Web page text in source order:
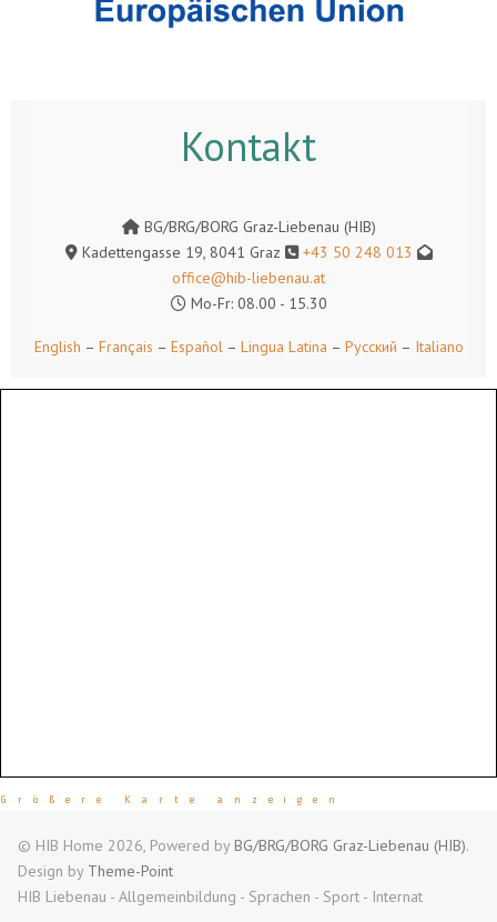
Kontakt
BG/BRG/BORG Graz-Liebenau (HIB)
Kadettengasse 19, 8041 Graz
+43 50 248 013
office@hib-liebenau.at
Mo-Fr: 08.00 - 15.30
English – Français – Español– Lingua Latina – Русский – Italiano
Größere Karte anzeigen
© HIB Home 2026, Powered by BG/BRG/BORG Graz-Liebenau (HIB).
Design by Theme-Point
HIB Liebenau - Allgemeinbildung - Sprachen - Sport - Internat